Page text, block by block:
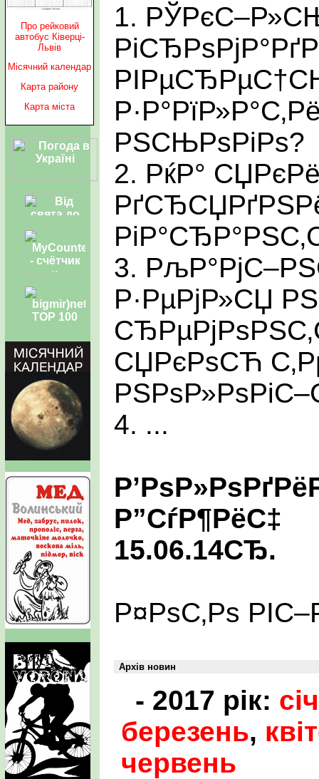
Про рейковий
автобус Ківерці-
Львів
Місячний календар
Карта району
Карта міста
1.
РЅСЊРѕРіРѕ?
2. РќР°
3.
Р·РµРјР»СЏ
СЏРєРѕСЋ
4. ...
Р”СѓР¶РёС‡
15.06.14СЂ.
Р¤РѕС‚Рѕ
Архів новин
- 2017 рік:
березень,
червень